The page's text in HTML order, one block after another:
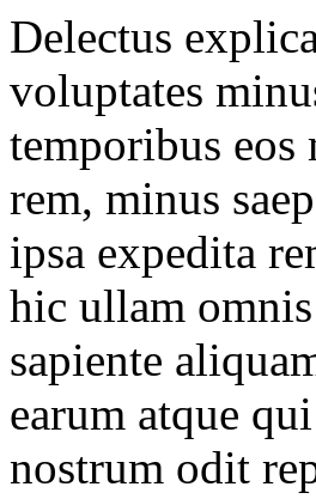
Delectus
voluptates
temporibus
rem, minus
ipsa expedita
hic ullam
sapiente
earum atque
nostrum odit